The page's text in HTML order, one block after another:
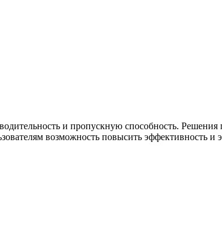
и пропускную способность. Решения
возможность повысить эффективность